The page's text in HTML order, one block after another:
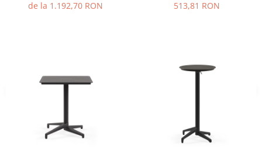
Blaturi din metal
Blaturi din piatra naturala si
compozit
Scaune de lucru
HPL MATRIX ARKI-BASE ARK4
de la 1.192,70 RON
TABLE
513,81 RON